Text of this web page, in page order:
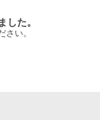
した。
さい。